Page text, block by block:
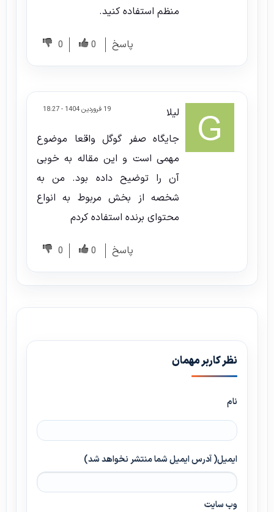
منظم استفاده کنید.
پاسخ 0
0
19 فروردین 1404 - 18:27
لیلا
جایگاه صفر گوگل واقعا موضوع
مهمی است و این مقاله به خوبی
آن را توضیح داده بود. من به
شخصه از بخش مربوط به انواع
محتوای برنده استفاده کردم
پاسخ 0
0
نظر کاربر مهمان
نام
ایمیل( آدرس ایمیل شما منتشر نخواهد شد)
وب سایت